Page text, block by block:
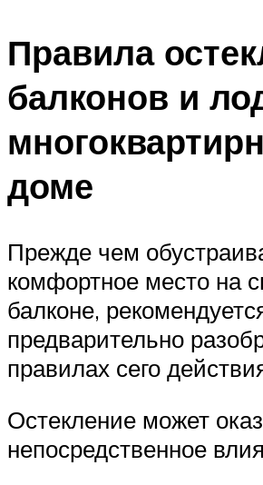
Правила
балконов и
доме
Прежде чем
комфортное место на
балконе,
предварительно
правилах сего
Остекление может
непосредственное